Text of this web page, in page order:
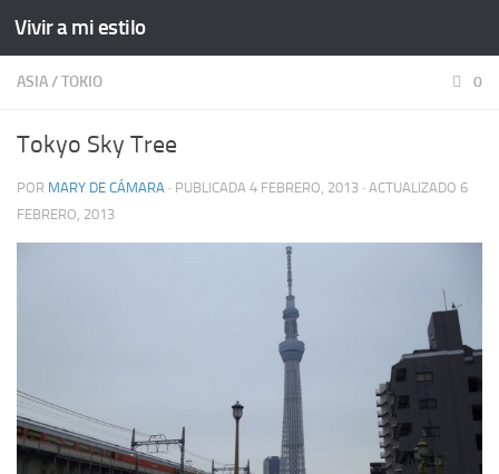
Vivir a mi estilo
ASIA/TOKIO 0
Tokyo Sky Tree
POR MARY DE CÁMARA · PUBLICADA 4 FEBRERO, 2013 · ACTUALIZADO 6
FEBRERO, 2013